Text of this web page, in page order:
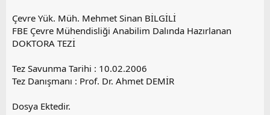
t
a
n
i
h
Çevre Yük. Müh. Mehmet Sinan BİLGİLİ
FBE Çevre Mühendisliği Anabilim Dalında Hazırlanan
DOKTORA TEZİ
Tez Savunma Tarihi : 10.02.2006
Tez Danışmanı : Prof. Dr. Ahmet DEMİR
Dosya Ektedir.